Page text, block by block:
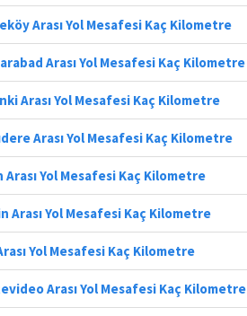
Arası Yol Mesafesi Kaç Kilometre
Arası Yol Mesafesi Kaç Kilometre
Arası Yol Mesafesi Kaç Kilometre
Arası Yol Mesafesi Kaç Kilometre
Yol Mesafesi Kaç Kilometre
Arası Yol Mesafesi Kaç Kilometre
Yol Mesafesi Kaç Kilometre
Arası Yol Mesafesi Kaç Kilometre